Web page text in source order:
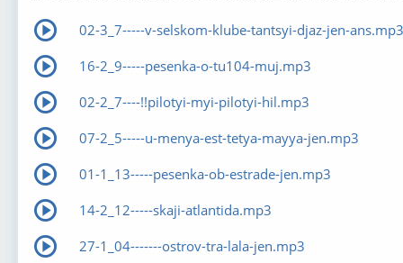
02-3_7-----v-selskom-klube-tantsyi-djaz-jen-ans.mp3
16-2_9-----pesenka-o-tu104-muj.mp3
02-2_7----!!pilotyi-myi-pilotyi-hil.mp3
07-2_5-----u-menya-est-tetya-mayya-jen.mp3
01-1_13-----pesenka-ob-estrade-jen.mp3
14-2_12-----skaji-atlantida.mp3
27-1_04-------ostrov-tra-lala-jen.mp3